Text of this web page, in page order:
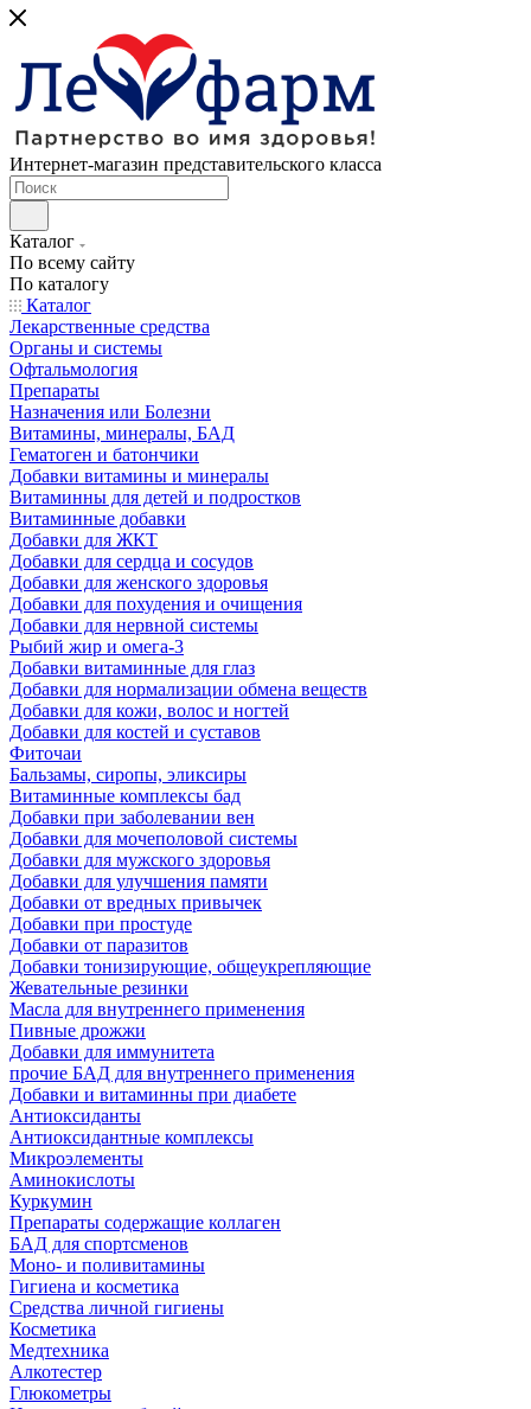
Интернет-магазин представительского класса
Каталог
По всему сайту
По каталогу
Каталог
Лекарственные средства
Органы и системы
Офтальмология
Препараты
Назначения или Болезни
Витамины, минералы, БАД
Гематоген и батончики
Добавки витамины и минералы
Витаминны для детей и подростков
Витаминные добавки
Добавки для ЖКТ
Добавки для сердца и сосудов
Добавки для женского здоровья
Добавки для похудения и очищения
Добавки для нервной системы
Рыбий жир и омега-3
Добавки витаминные для глаз
Добавки для нормализации обмена веществ
Добавки для кожи, волос и ногтей
Добавки для костей и суставов
Фиточаи
Бальзамы, сиропы, эликсиры
Витаминные комплексы бад
Добавки при заболевании вен
Добавки для мочеполовой системы
Добавки для мужского здоровья
Добавки для улучшения памяти
Добавки от вредных привычек
Добавки при простуде
Добавки от паразитов
Добавки тонизирующие, общеукрепляющие
Жевательные резинки
Масла для внутреннего применения
Пивные дрожжи
Добавки для иммунитета
прочие БАД для внутреннего применения
Добавки и витаминны при диабете
Антиоксиданты
Антиоксидантные комплексы
Микроэлементы
Аминокислоты
Куркумин
Препараты содержащие коллаген
БАД для спортсменов
Моно- и поливитамины
Гигиена и косметика
Средства личной гигиены
Косметика
Медтехника
Алкотестер
Глюкометры